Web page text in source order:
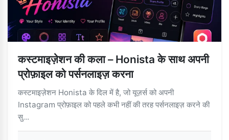
कस्टमाइज़ेशन की कला – Honista के साथ अपनी
प्रोफ़ाइल को पर्सनलाइज़ करना
कस्टमाइज़ेशन Honista के दिल में है, जो यूज़र्स को अपनी
Instagram प्रोफ़ाइल को पहले कभी नहीं की तरह पर्सनलाइज़ करने की
सु...